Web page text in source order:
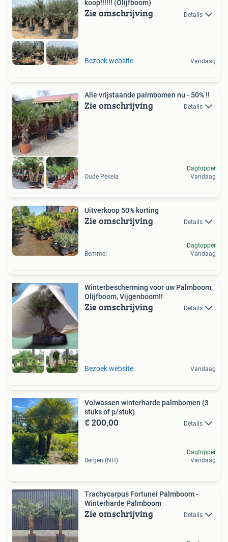
koop!!!!!! (Olijfboom)
Zie omschrijving Details
Bezoek website Vandaag
Alle vrijstaande palmbomen nu - 50% !!
Zie omschrijving Details
Oude Pekela
Dagtopper
Vandaag
Uitverkoop 50% korting
Zie omschrijving Details
Bemmel
Dagtopper
Vandaag
Winterbescherming voor uw Palmboom,
Olijfboom, Vijgenboom!!
Zie omschrijving Details
Bezoek website Vandaag
Volwassen winterharde palmbomen (3
stuks of p/stuk)
€ 200,00 Details
Bergen (NH)
Dagtopper
Vandaag
Trachycarpus Fortunei Palmboom -
Winterharde Palmboom
Zie omschrijving Details